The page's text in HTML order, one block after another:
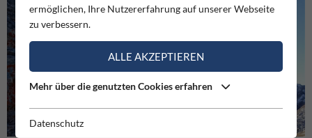
Am Klettersteig: wenig Kraftaufwand durch Stetigkeit und sicheres Gefühl
ermöglichen, Ihre Nutzererfahrung auf unserer Webseite
zu verbessern.
ALLE AKZEPTIEREN
Mehr über die genutzten Cookies erfahren
Datenschutz